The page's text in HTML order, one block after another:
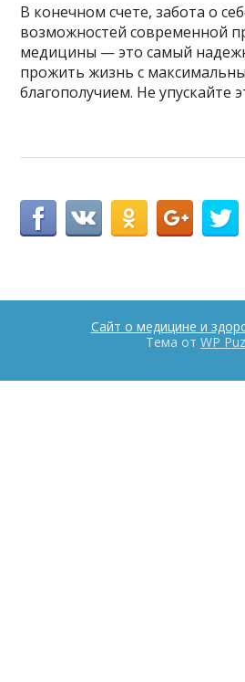
В конечном счете, забота о
возможностей современной
медицины — это самый
прожить жизнь с
благополучием. Не упускайте
Сайт о медицине и
Тема от WP